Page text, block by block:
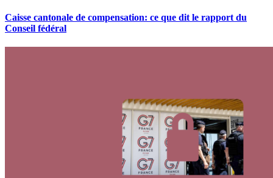
Caisse cantonale de compensation: ce que dit le rapport du
Conseil fédéral